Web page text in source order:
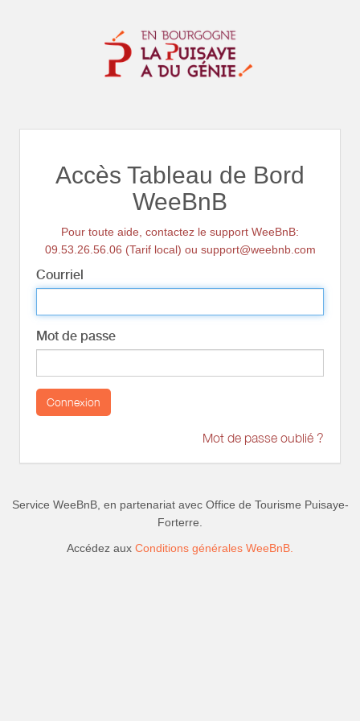
Accès Tableau de Bord
WeeBnB
Pour toute aide, contactez le support WeeBnB:
09.53.26.56.06 (Tarif local) ou support@weebnb.com
Courriel
Mot de passe
Connexion
Mot de passe oublié ?
Service WeeBnB, en partenariat avec Office de Tourisme Puisaye-
Forterre
Accédez aux Conditions générales WeeBnB.